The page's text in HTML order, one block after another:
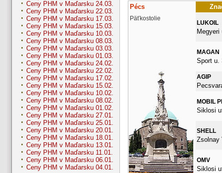
Ceny PHM v Maďarsku 24.03.
Ceny PHM v Maďarsku 22.03.
Ceny PHM v Maďarsku 17.03.
Ceny PHM v Maďarsku 15.03.
Ceny PHM v Maďarsku 10.03.
Ceny PHM v Maďarsku 08.03.
Ceny PHM v Maďarsku 03.03.
Ceny PHM v Maďarsku 01.03.
Ceny PHM v Maďarsku 24.02.
Ceny PHM v Maďarsku 22.02.
Ceny PHM v Maďarsku 17.02.
Ceny PHM v Maďarsku 15.02.
Ceny PHM v Maďarsku 10.02.
Ceny PHM v Maďarsku 08.02.
Ceny PHM v Maďarsku 01.02.
Ceny PHM v Maďarsku 27.01.
Ceny PHM v Maďarsku 25.01.
Ceny PHM v Maďarsku 20.01.
Ceny PHM v Maďarsku 18.01.
Ceny PHM v Maďarsku 13.01.
Ceny PHM v Maďarsku 11.01.
Ceny PHM v Maďarsku 06.01.
Ceny PHM v Maďarsku 04.01.
Pécs
Päťkostolie
LUKOIL
Megyeri
MAGAN
Sport u.
AGIP
MOBIL
Siklosi
SHELL
Zsolnay
OMV
Siklosi